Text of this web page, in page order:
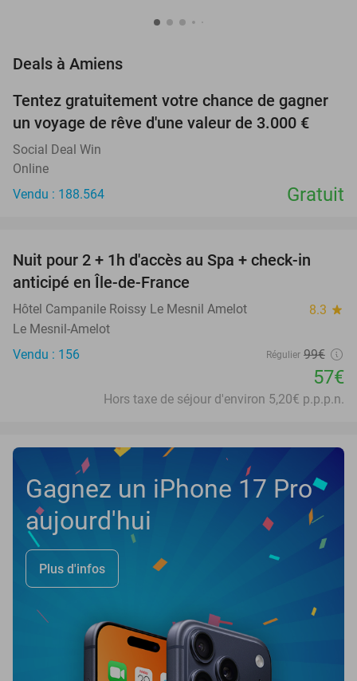
Deals à Amiens
Tentez gratuitement votre chance de gagner
un voyage de rêve d'une valeur de 3.000 €
Social Deal Win
Online
Vendu : 188.564
Gratuit
42%
Nuit pour 2 + 1h d'accès au Spa + check-in
anticipé en Île-de-France
Hôtel Campanile Roissy Le Mesnil Amelot 8.3 star
Le Mesnil-Amelot
Vendu : 156
Régulier 99€
57€
Hors taxe de séjour d'environ 5,20€ p.p.p.n.
Gagnez un iPhone 17 Pro
aujourd'hui
Plus d'infos